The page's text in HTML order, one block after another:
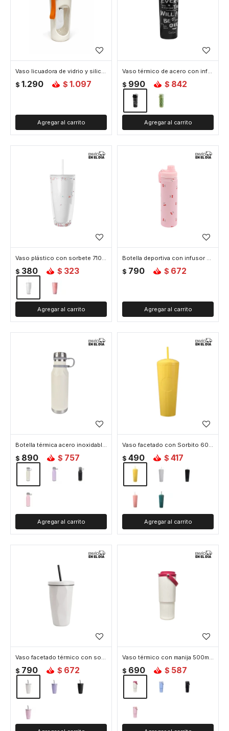
Vaso licuadora de vidrio y silicona 500ml - Blanco
$ 1.290 $ 1.097
Vaso térmico de acero con infusor y asa - 610ml - Negro
$ 990 $ 842
Vaso plástico con sorbete 710ml - Blanco
$ 380 $ 323
Botella deportiva con infusor 750ml – Diseño rosa con cerezas – Con tapa y asa - Rosado
$ 790 $ 672
Botella térmica acero inoxidable 600ml diseño minimalista - Blanco
$ 890 $ 757
Vaso facetado con Sorbito 600ml - Amarillo
$ 490 $ 417
Vaso facetado térmico con sorbito - Blanco
$ 790 $ 672
Vaso térmico con manija 500ml - Blanco
$ 690 $ 587